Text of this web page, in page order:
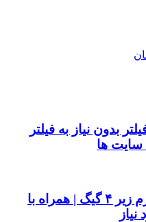
بدون نیاز به فیلتر
سایت ها
۱۰ بازی پیشنهادی برای رم زیر ۴ گیگ | همراه با